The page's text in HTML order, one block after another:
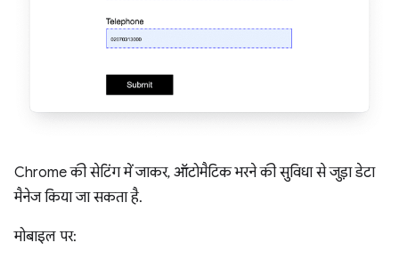
Chrome की सेटिंग में जाकर, ऑटोमैटिक भरने की सुविधा से जुड़ा डेटा
मैनेज किया जा सकता है.
मोबाइल पर: